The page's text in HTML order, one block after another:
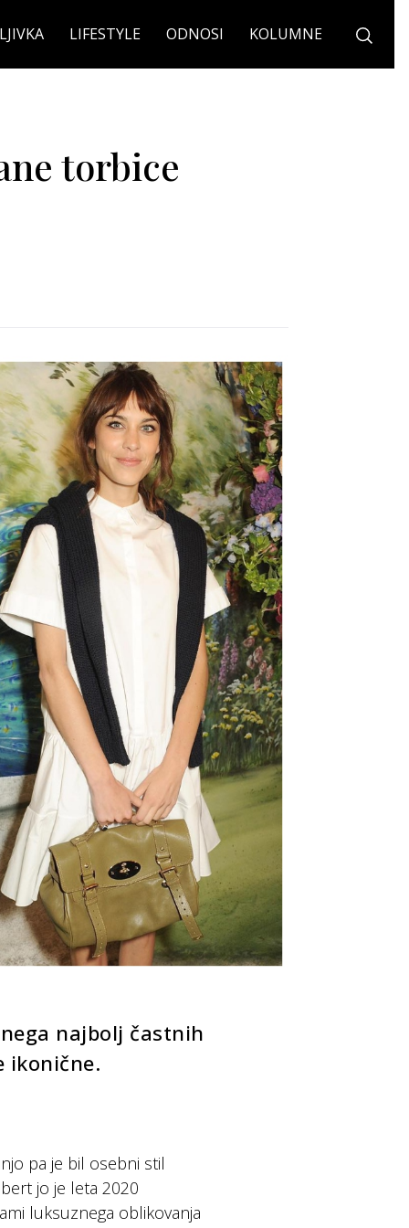
LIFESTYLE ODNOSI KOLUMNE
torbice
najbolj častnih
ikonične.
pa je bil osebni stil
jo je leta 2020
luksuznega oblikovanja